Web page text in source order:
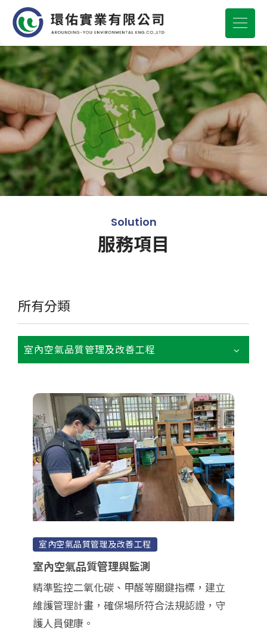
Solution
服務項目
所有分類
室內空氣品質管理及改善工程
室內空氣品質管理及改善工程
室內空氣品質管理與監測
精準監控二氧化碳、甲醛等關鍵指標，建立
維護管理計畫，確保場所符合法規認證，守
護人員健康。